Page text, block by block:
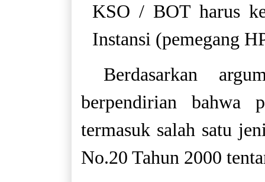
KSO / BOT harus
Instansi (pemegang
Berdasarkan
berpendirian bahwa
termasuk salah satu
No.20 Tahun 2000